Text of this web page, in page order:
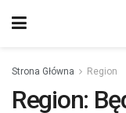
Strona Główna Region
Region: